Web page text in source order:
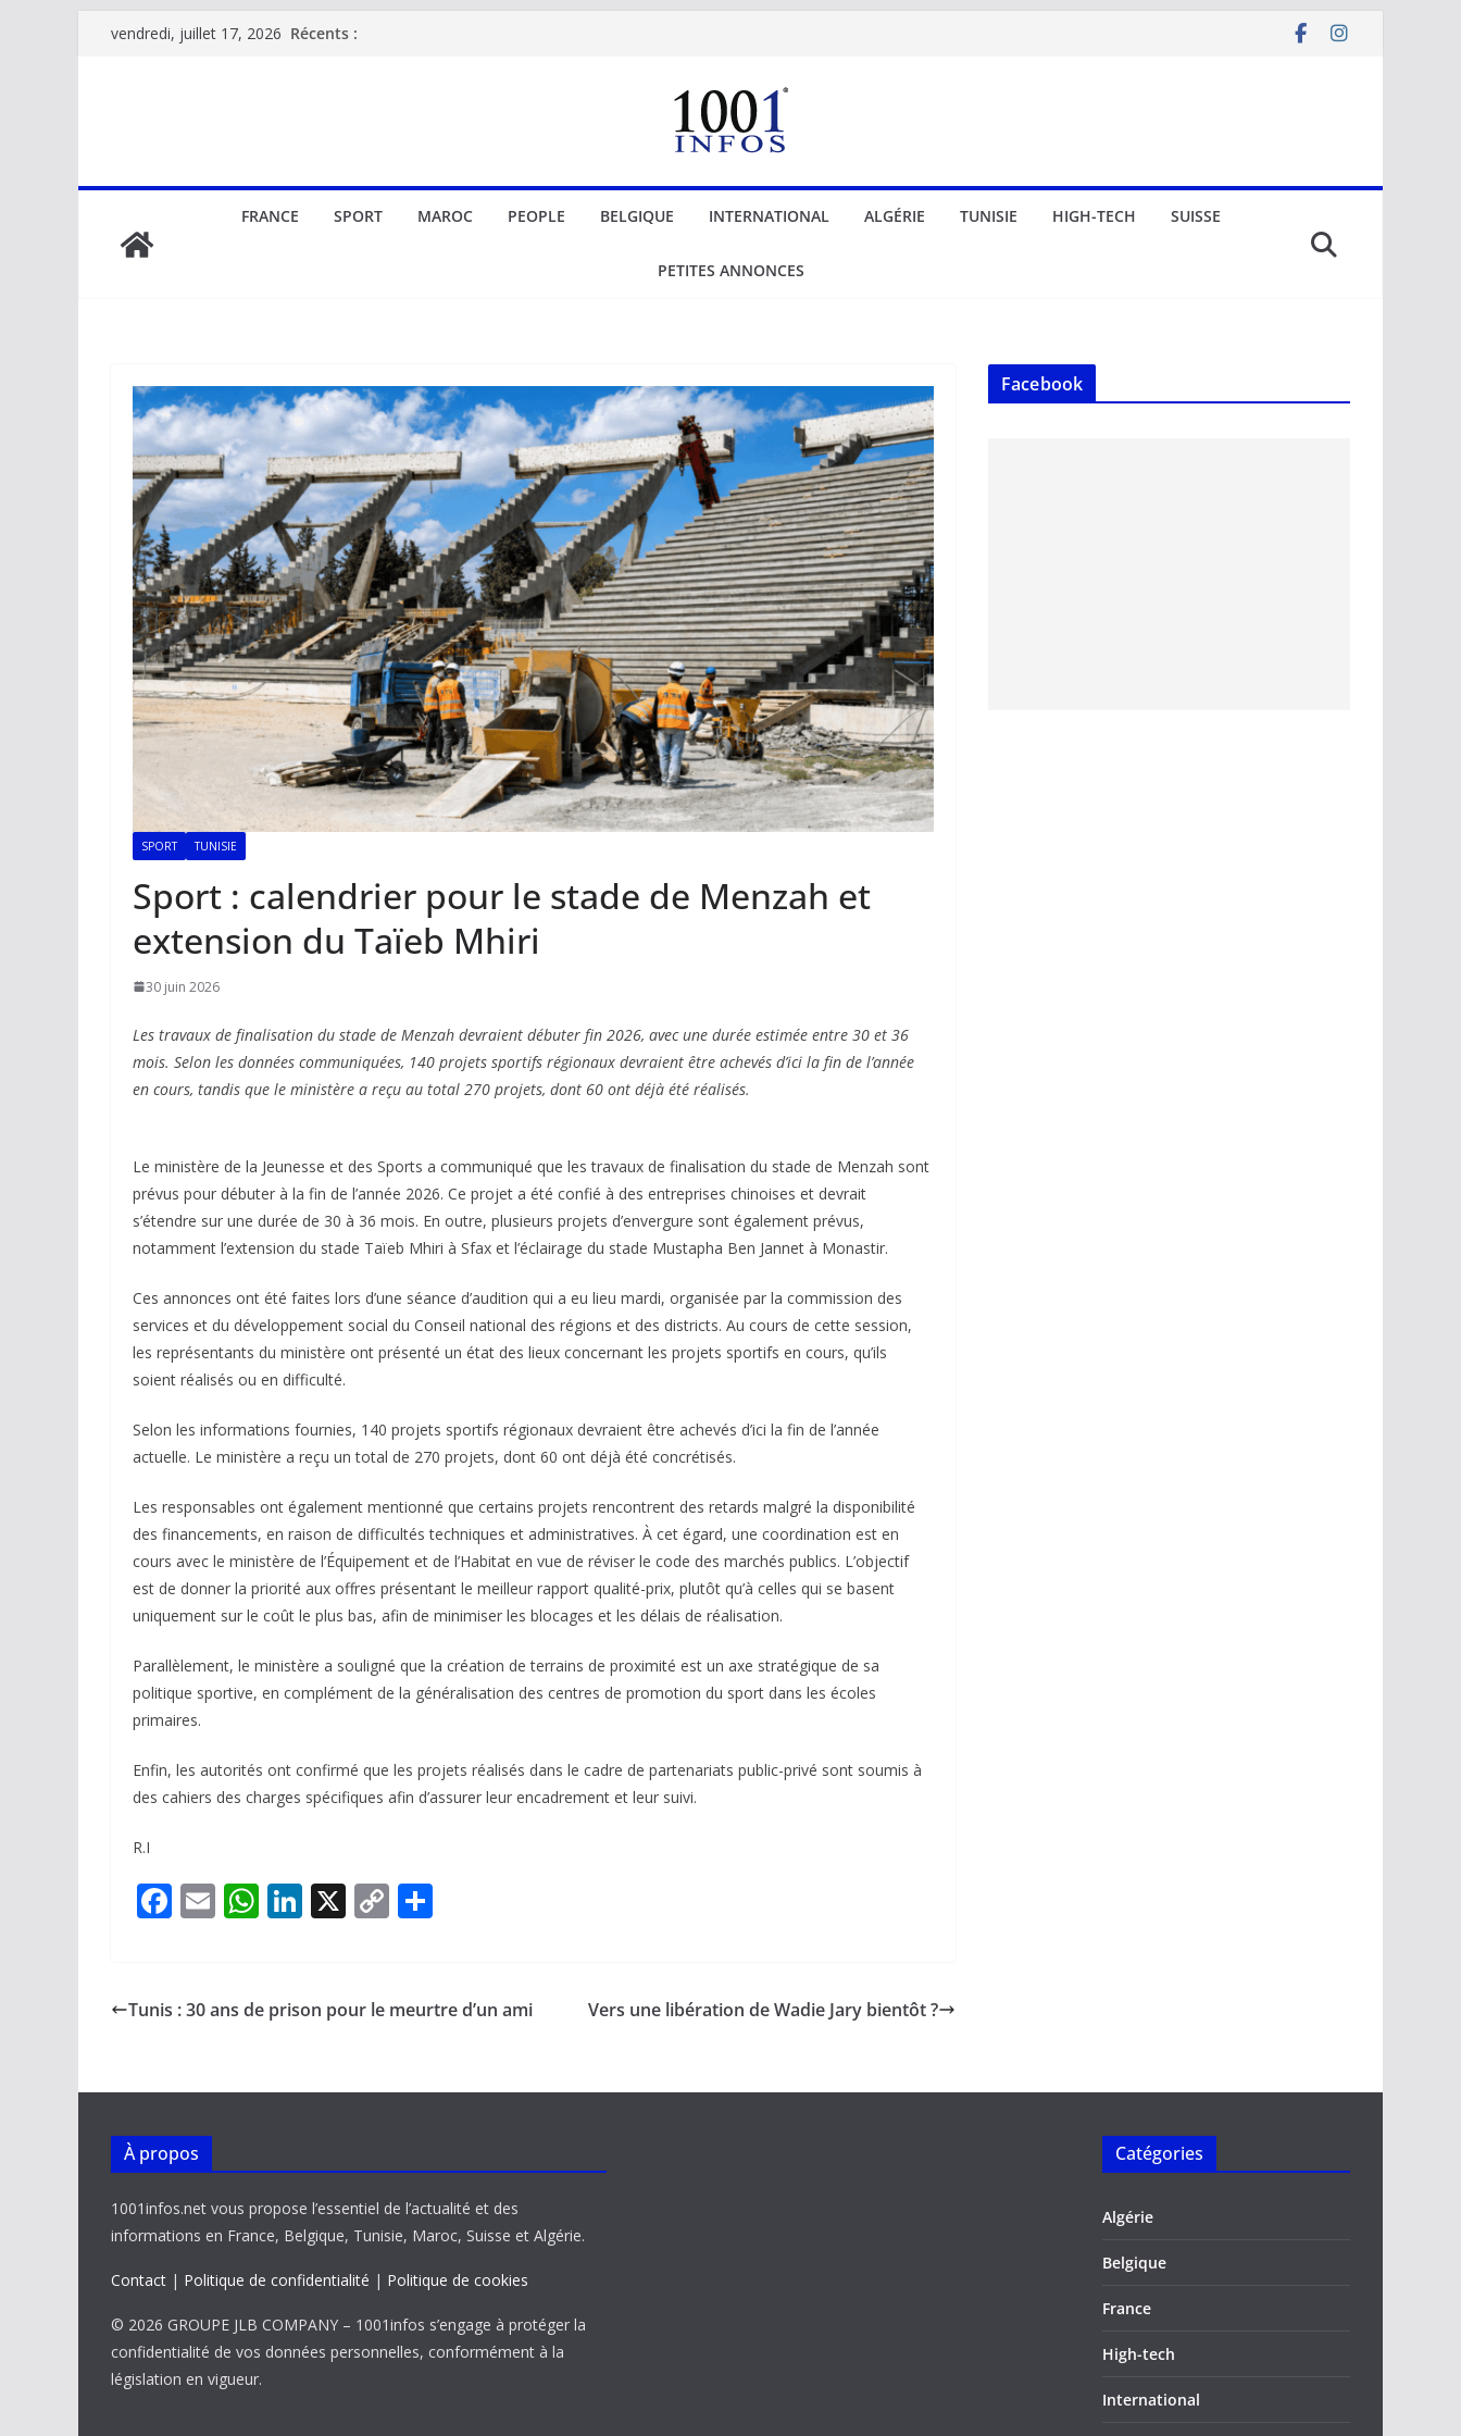
Passervendredi, juillet 17, 2026 Récents :
FRANCE SPORT MAROC PEOPLE BELGIQUE INTERNATIONAL ALGÉRIE TUNISIE HIGH-TECH SUISSE
PETITES ANNONCES
SPORT TUNISIE
Sport : calendrier pour le stade de Menzah et
extension du Taïeb Mhiri
30 juin 2026
Les travaux de finalisation du stade de Menzah devraient débuter fin 2026, avec une durée estimée entre 30 et 36
mois. Selon les données communiquées, 140 projets sportifs régionaux devraient être achevés d’ici la fin de l’année
en cours, tandis que le ministère a reçu au total 270 projets, dont 60 ont déjà été réalisés.
Le ministère de la Jeunesse et des Sports a communiqué que les travaux de finalisation du stade de Menzah sont
prévus pour débuter à la fin de l’année 2026. Ce projet a été confié à des entreprises chinoises et devrait
s’étendre sur une durée de 30 à 36 mois. En outre, plusieurs projets d’envergure sont également prévus,
notamment l’extension du stade Taïeb Mhiri à Sfax et l’éclairage du stade Mustapha Ben Jannet à Monastir.
Ces annonces ont été faites lors d’une séance d’audition qui a eu lieu mardi, organisée par la commission des
services et du développement social du Conseil national des régions et des districts. Au cours de cette session,
les représentants du ministère ont présenté un état des lieux concernant les projets sportifs en cours, qu’ils
soient réalisés ou en difficulté.
Selon les informations fournies, 140 projets sportifs régionaux devraient être achevés d’ici la fin de l’année
actuelle. Le ministère a reçu un total de 270 projets, dont 60 ont déjà été concrétisés.
Les responsables ont également mentionné que certains projets rencontrent des retards malgré la disponibilité
des financements, en raison de difficultés techniques et administratives. À cet égard, une coordination est en
cours avec le ministère de l’Équipement et de l’Habitat en vue de réviser le code des marchés publics. L’objectif
est de donner la priorité aux offres présentant le meilleur rapport qualité-prix, plutôt qu’à celles qui se basent
uniquement sur le coût le plus bas, afin de minimiser les blocages et les délais de réalisation.
Parallèlement, le ministère a souligné que la création de terrains de proximité est un axe stratégique de sa
politique sportive, en complément de la généralisation des centres de promotion du sport dans les écoles
primaires.
Enfin, les autorités ont confirmé que les projets réalisés dans le cadre de partenariats public-privé sont soumis à
des cahiers des charges spécifiques afin d’assurer leur encadrement et leur suivi.
R.I
F
b
E
l
W
s
Li
e
X C
y g
Tunis : 30 ans de prison pour le meurtre d’un ami Vers une libération de Wadie Jary bientôt ?
Facebook
À propos
1001infos.net vous propose l’essentiel de l’actualité et des
informations en France, Belgique, Tunisie, Maroc, Suisse et Algérie.
Contact | Politique de confidentialité | Politique de cookies
© 2026 GROUPE JLB COMPANY – 1001infos s’engage à protéger la
confidentialité de vos données personnelles, conformément à la
législation en vigueur.
Catégories
Algérie
Belgique
France
High-tech
International